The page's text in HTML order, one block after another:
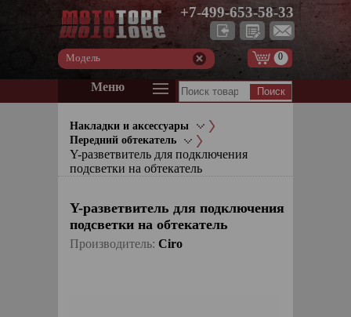
+7-499-653-58-33
Модель 0
Меню
Накладки и аксессуары
Передний обтекатель
Y-разветвитель для подключения
подсветки на обтекатель
Y-разветвитель для подключения
подсветки на обтекатель
Производитель: Ciro